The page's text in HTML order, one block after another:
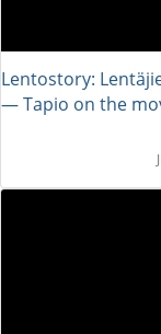
Lentostory:
― Tapio on the